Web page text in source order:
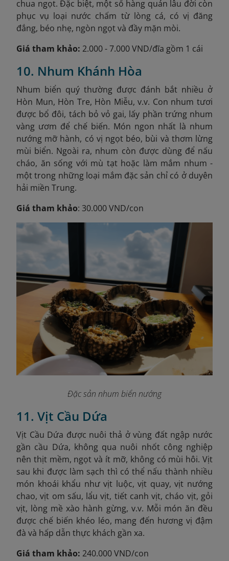
chua ngọt. Đặc biệt, một số hàng quán lâu đời còn
phục vụ loại nước chấm từ lòng cá, có vị đăng
đắng, béo nhẹ, ngòn ngọt và đầy mặn mòi.
Giá tham khảo: 2.000 - 7.000 VND/đĩa gồm 1 cái
10. Nhum Khánh Hòa
Nhum biển quý thường được đánh bắt nhiều ở
Hòn Mun, Hòn Tre, Hòn Miễu, v.v. Con nhum tươi
được bổ đôi, tách bỏ vỏ gai, lấy phần trứng nhum
vàng ươm để chế biến. Món ngon nhất là nhum
nướng mỡ hành, có vị ngọt béo, bùi và thơm lừng
mùi biển. Ngoài ra, nhum còn được dùng để nấu
cháo, ăn sống với mù tạt hoặc làm mắm nhum -
một trong những loại mắm đặc sản chỉ có ở duyên
hải miền Trung.
Giá tham khảo: 30.000 VND/con
Đặc sản nhum biển nướng
11. Vịt Cầu Dứa
Vịt Cầu Dứa được nuôi thả ở vùng đất ngập nước
gần cầu Dứa, không qua nuôi nhốt công nghiệp
nên thịt mềm, ngọt và ít mỡ, không có mùi hôi. Vịt
sau khi được làm sạch thì có thể nấu thành nhiều
món khoái khẩu như vịt luộc, vịt quay, vịt nướng
chao, vịt om sấu, lẩu vịt, tiết canh vịt, cháo vịt, gỏi
vịt, lòng mề xào hành gừng, v.v. Mỗi món ăn đều
được chế biến khéo léo, mang đến hương vị đậm
đà và hấp dẫn thực khách gần xa.
Giá tham khảo: 240.000 VND/con